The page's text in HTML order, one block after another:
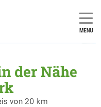
MENU
der Nähe
von 20 km